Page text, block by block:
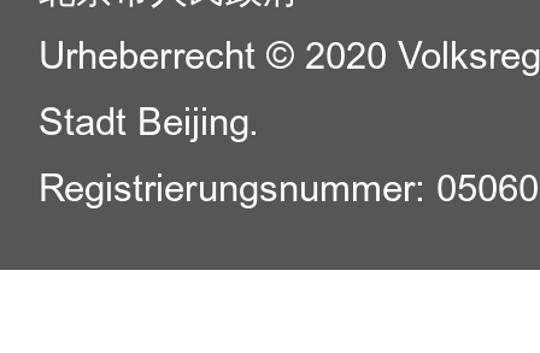
Urheberrecht © 2020
Stadt Beijing.
Registrierungsnummer: